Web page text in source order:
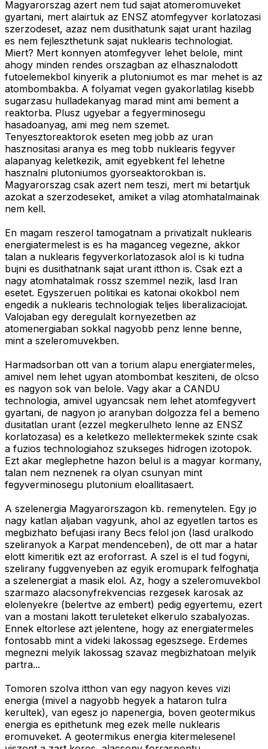
Magyarorszag azert nem tud sajat atomeromuveket
gyartani, mert alairtuk az ENSZ atomfegyver korlatozasi
szerzodeset, azaz nem dusithatunk sajat urant hazilag
es nem fejleszthetunk sajat nuklearis technologiat.
Miert? Mert konnyen atomfegyver lehet belole, mint
ahogy minden rendes orszagban az elhasznalodott
futoelemekbol kinyerik a plutoniumot es mar mehet is az
atombombakba. A folyamat vegen gyakorlatilag kisebb
sugarzasu hulladekanyag marad mint ami bement a
reaktorba. Plusz ugyebar a fegyerminosegu
hasadoanyag, ami meg nem szemet.
Tenyesztoreaktorok eseten meg jobb az uran
hasznositasi aranya es meg tobb nuklearis fegyver
alapanyag keletkezik, amit egyebkent fel lehetne
hasznalni plutoniumos gyorseaktorokban is.
Magyarorszag csak azert nem teszi, mert mi betartjuk
azokat a szerzodeseket, amiket a vilag atomhatalmainak
nem kell.
En magam reszerol tamogatnam a privatizalt nuklearis
energiatermelest is es ha maganceg vegezne, akkor
talan a nuklearis fegyverkorlatozasok alol is ki tudna
bujni es dusithatnank sajat urant itthon is. Csak ezt a
nagy atomhatalmak rossz szemmel nezik, lasd Iran
esetet. Egyszeruen politikai es katonai okokbol nem
engedik a nuklearis technologiak teljes liberalizaciojat.
Valojaban egy deregulalt kornyezetben az
atomenergiaban sokkal nagyobb penz lenne benne,
mint a szeleromuvekben.
Harmadsorban ott van a torium alapu energiatermeles,
amivel nem lehet ugyan atombombat kesziteni, de olcso
es nagyon sok van belole. Vagy akar a CANDU
technologia, amivel ugyancsak nem lehet atomfegyvert
gyartani, de nagyon jo aranyban dolgozza fel a bemeno
dusitatlan urant (ezzel megkerulheto lenne az ENSZ
korlatozasa) es a keletkezo mellektermekek szinte csak
a fuzios technologiahoz szukseges hidrogen izotopok.
Ezt akar meglephetne hazon belul is a magyar kormany,
talan nem neznenek ra olyan csunyan mint
fegyverminosegu plutonium eloallitasaert.
A szelenergia Magyarorszagon kb. remenytelen. Egy jo
nagy katlan aljaban vagyunk, ahol az egyetlen tartos es
megbizhato befujasi irany Becs felol jon (lasd uralkodo
szeliranyok a Karpat mendenceben), de ott mar a hatar
elott kimeritik ezt az eroforrast. A szel is el tud fogyni,
szelirany fuggvenyeben az egyik eromupark felfoghatja
a szelenergiat a masik elol. Az, hogy a szeleromuvekbol
szarmazo alacsonyfrekvencias rezgesek karosak az
elolenyekre (belertve az embert) pedig egyertemu, ezert
van a mostani lakott teruleteket elkerulo szabalyozas.
Ennek eltorlese azt jelentene, hogy az energiatermeles
fontosabb mint a videki lakossag egeszsege. Erdemes
megnezni melyik lakossag szavaz megbizhatoan melyik
partra...
Tomoren szolva itthon van egy nagyon keves vizi
energia (mivel a nagyobb hegyek a hataron tulra
kerultek), van egesz jo napenergia, boven geotermikus
energia es epithetunk meg ezek melle nuklearis
eromuveket. A geotermikus energia kitermelesenel